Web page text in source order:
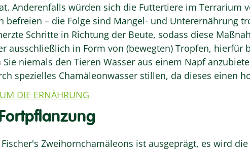
Anderenfalls würden sich die Futtertiere im Terrarium
– die Folge sind Mangel- und Unterernährung
Schritte in Richtung der Beute, sodass diese
ausschließlich in Form von (bewegten) Tropfen, hierfür
Sie niemals den Tieren Wasser aus einem Napf
spezielles Chamäleonwasser stillen, da dieses einen
DIE ERNÄHRUNG
Zweihornchamäleons ist ausgeprägt, es wird